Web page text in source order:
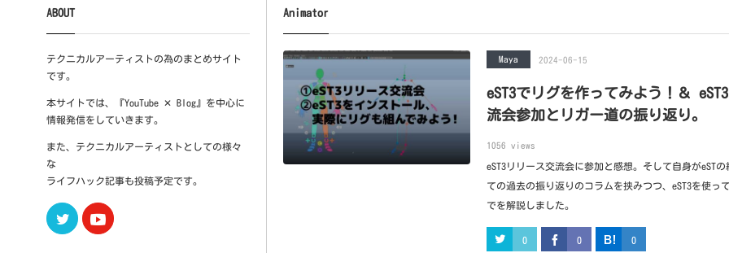
Animator
Maya 2024-06-15
eST3でリグを作ってみよう！＆
流会参加とリガー道の振り返り。
1056 views
eST3リリース交流会に参加と感想。そして自身がeST
ての過去の振り返りのコラムを挟みつつ、eST3を使っ
でを解説しました。
0 0 0
ABOUT
テクニカルアーティストの為のまとめサイト
です。
本サイトでは、『YouTube ✕ Blog』を中心に
情報発信をしていきます。
また、テクニカルアーティストとしての様々
な
ライフハック記事も投稿予定です。
Twitter